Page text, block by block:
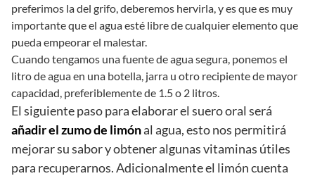
preferimos la del grifo, deberemos hervirla, y es que es muy
importante que el agua esté libre de cualquier elemento que
pueda empeorar el malestar.
Cuando tengamos una fuente de agua segura, ponemos el
litro de agua en una botella, jarra u otro recipiente de mayor
capacidad, preferiblemente de 1.5 o 2 litros.
El siguiente paso para elaborar el suero oral será
añadir el zumo de limónal agua, esto nos permitirá
mejorar su sabor y obtener algunas vitaminas útiles
para recuperarnos. Adicionalmente el limón cuenta